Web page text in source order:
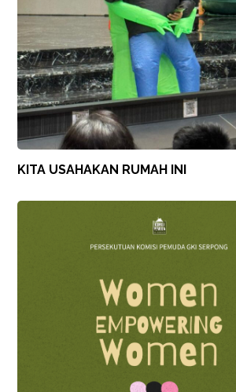
KITA USAHAKAN RUMAH INI